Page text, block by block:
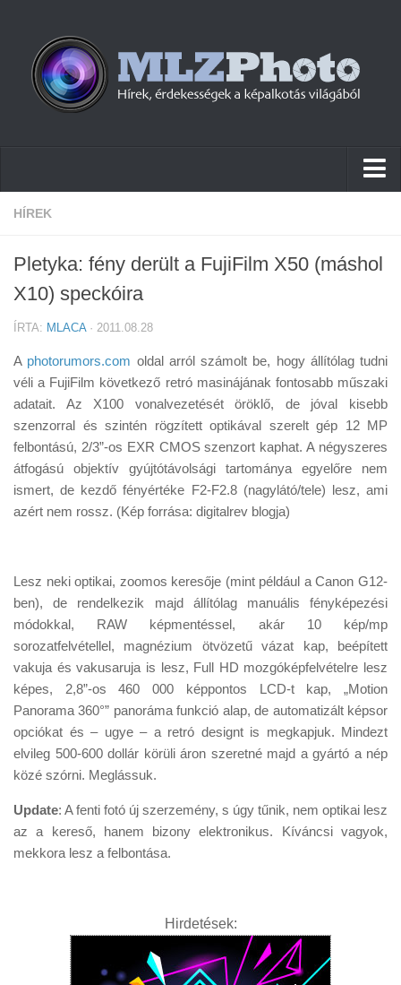
Hírek
Cikkek
Szoftver
Tudástár
Tanácsok
Érdekességek
Helyszíni Riport
E-BB
HÍREK
Pletyka: fény derült a FujiFilm X50 (máshol
X10) speckóira
ÍRTA: MLACA· 2011.08.28
A photorumors.com oldal arról számolt be, hogy állítólag tudni
véli a FujiFilm következő retró masinájának fontosabb műszaki
adatait. Az X100 vonalvezetését öröklő, de jóval kisebb
szenzorral és szintén rögzített optikával szerelt gép 12 MP
felbontású, 2/3”-os EXR CMOS szenzort kaphat. A négyszeres
átfogású objektív gyújtótávolsági tartománya egyelőre nem
ismert, de kezdő fényértéke F2-F2.8 (nagylátó/tele) lesz, ami
azért nem rossz. (Kép forrása: digitalrev blogja)
Lesz neki optikai, zoomos keresője (mint például a Canon G12-
ben), de rendelkezik majd állítólag manuális fényképezési
módokkal, RAW képmentéssel, akár 10 kép/mp
sorozatfelvétellel, magnézium ötvözetű vázat kap, beépített
vakuja és vakusaruja is lesz, Full HD mozgóképfelvételre lesz
képes, 2,8”-os 460 000 képpontos LCD-t kap, „Motion
Panorama 360°” panoráma funkció alap, de automatizált képsor
opciókat és – ugye – a retró designt is megkapjuk. Mindezt
elvileg 500-600 dollár körüli áron szeretné majd a gyártó a nép
közé szórni. Meglássuk.
Update: A fenti fotó új szerzemény, s úgy tűnik, nem optikai lesz
az a kereső, hanem bizony elektronikus. Kíváncsi vagyok,
mekkora lesz a felbontása.
Hirdetések: